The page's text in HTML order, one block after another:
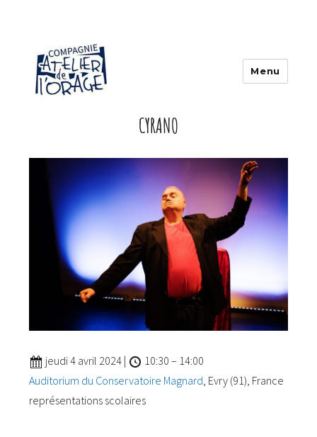
Atelier de l'orage
Menu
CYRANO
jeudi 4 avril 2024 | 10:30– 14:00
Auditorium du Conservatoire Magnard , Evry (91), France
représentations scolaires